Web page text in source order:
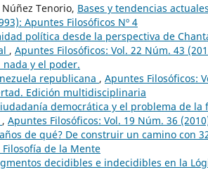
Núñez Tenorio, Bases y tendencias
Apuntes Filosóficos Nº 4
política desde la perspectiva de
, Apuntes Filosóficos: Vol. 22 Núm. 43
y el poder.
republicana , Apuntes Filosóficos:
Edición multidisciplinaria
democrática y el problema de la
, Apuntes Filosóficos: Vol. 19 Núm. 36
de qué? De construir un camino con
Filosofía de la Mente
decidibles e indecidibles en la